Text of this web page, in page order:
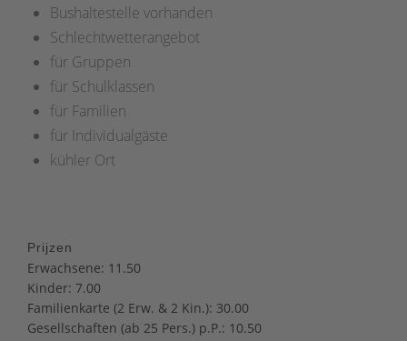
Bushaltestelle vorhanden
Schlechtwetterangebot
für Gruppen
für Schulklassen
für Familien
für Individualgäste
kühler Ort
Prijzen
Erwachsene: 11.50
Kinder: 7.00
Familienkarte (2 Erw. & 2 Kin.): 30.00
Gesellschaften (ab 25 Pers.) p.P.: 10.50